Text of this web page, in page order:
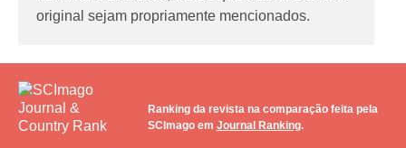
original sejam propriamente mencionados.
Ranking da revista na comparação feita pela
SCImago em Journal Ranking.